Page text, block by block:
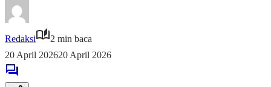
Redaksi
2 min baca
20 April 202620 April 2026